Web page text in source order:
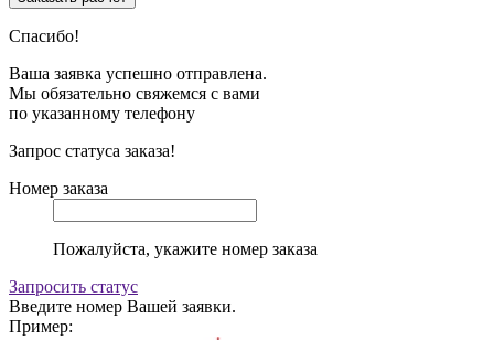
Спасибо!
Ваша заявка успешно отправлена.
Мы обязательно свяжемся с вами
по указанному телефону
Запрос статуса заказа!
Номер заказа
Пожалуйста, укажите номер заказа
Запросить статус
Введите номер Вашей заявки.
Пример: